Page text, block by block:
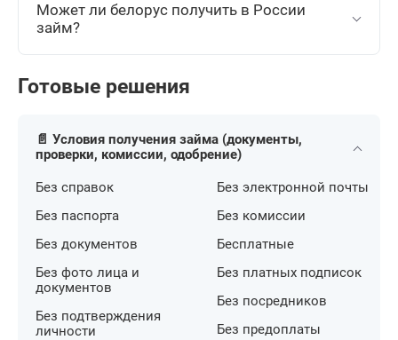
Может ли белорус получить в России
займ?
Готовые решения
📄 Условия получения займа (документы,
проверки, комиссии, одобрение)
Без справок
Без паспорта
Без документов
Без фото лица и
документов
Без подтверждения
личности
Без электронной почты
Без комиссии
Бесплатные
Без платных подписок
Без посредников
Без предоплаты